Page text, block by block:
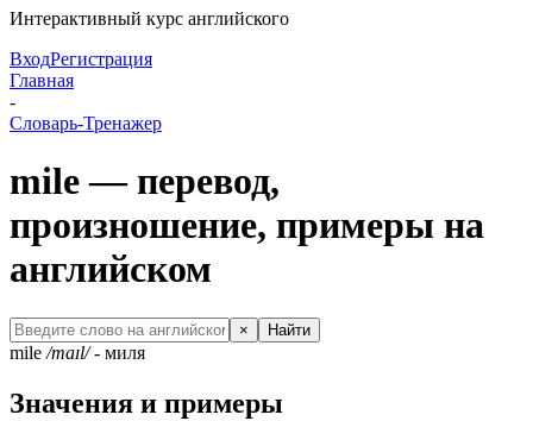
Интерактивный курс английского
ВходРегистрация
Главная
-
Словарь-Тренажер
mile — перевод,
произношение, примеры на
английском
× Найти
mile /maɪl/- миля
Значения и примеры